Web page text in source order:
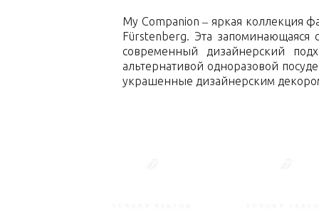
My Companion – яркая коллекция
Fürstenberg. Эта запоминающаяся
современный дизайнерский
альтернативой одноразовой
украшенные дизайнерским